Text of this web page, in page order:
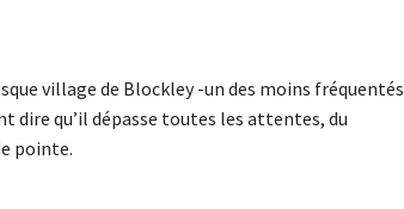
village de Blockley -un des moins fréquentés
dire qu’il dépasse toutes les attentes, du
pointe.